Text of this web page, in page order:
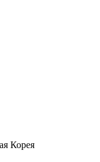
Корея